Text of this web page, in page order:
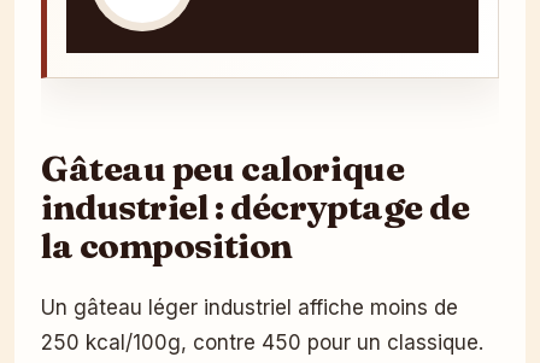
Gâteau peu calorique
industriel : décryptage de
la composition
Un gâteau léger industriel affiche moins de
250 kcal/100g, contre 450 pour un classique.